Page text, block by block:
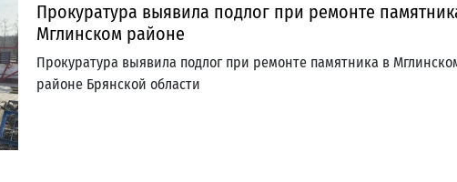
Прокуратура выявила подлог при ремонте
Мглинском районе
Прокуратура выявила подлог при ремонте памятника в
районе Брянской области